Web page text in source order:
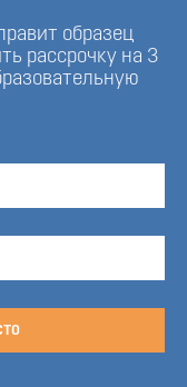
образец
рассрочку на 3